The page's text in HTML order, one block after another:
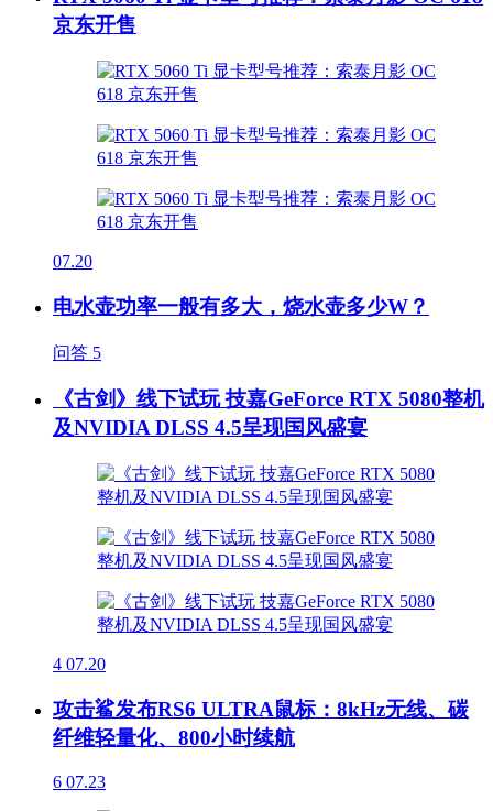
京东开售
07.20
电水壶功率一般有多大，烧水壶多少W？
问答 5
《古剑》线下试玩 技嘉GeForce RTX 5080整机
及NVIDIA DLSS 4.5呈现国风盛宴
4 07.20
攻击鲨发布RS6 ULTRA鼠标：8kHz无线、碳
纤维轻量化、800小时续航
6 07.23